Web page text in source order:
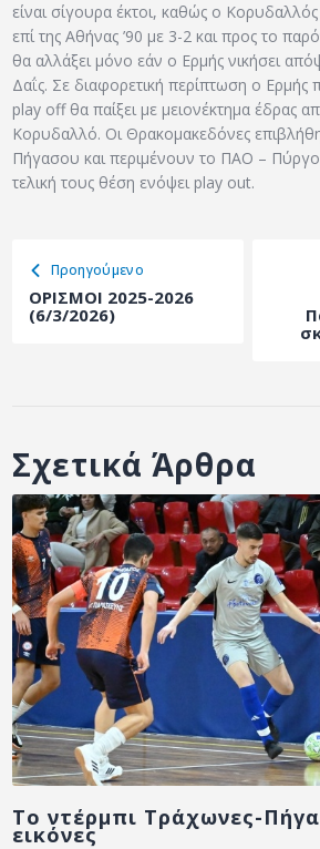
είναι σίγουρα έκτοι, καθώς ο
επί της Αθήνας ’90 με 3-2 και προς το
θα αλλάξει μόνο εάν ο Ερμής νικήσει
Δαΐς. Σε διαφορετική περίπτωση ο Ερμής
play off θα παίξει με μειονέκτημα έδρας
Κορυδαλλό. Οι Θρακομακεδόνες
Πήγασου και περιμένουν το ΠΑΟ –
τελική τους θέση ενόψει play out.
Προηγούμενο
ΟΡΙΣΜΟΙ 2025-2026
(6/3/2026)
Σχετικά Άρθρα
Το ντέρμπι Τράχωνες-
εικόνες